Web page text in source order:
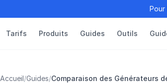
Tarifs Produits Guides Outils
Accueil/Guides/Comparaison des Générateurs